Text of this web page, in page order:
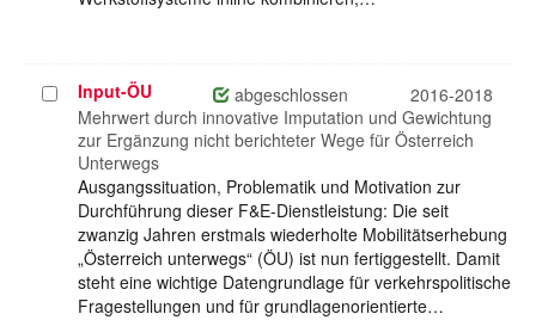
Projekt
auswählen
Input-ÖU abgeschlossen
2016-2018
Mehrwert durch innovative Imputation und Gewichtung
zur Ergänzung nicht berichteter Wege für Österreich
Unterwegs
Ausgangssituation, Problematik und Motivation zur
Durchführung dieser F&E-Dienstleistung: Die seit
zwanzig Jahren erstmals wiederholte Mobilitätserhebung
„Österreich unterwegs“ (ÖU) ist nun fertiggestellt. Damit
steht eine wichtige Datengrundlage für verkehrspolitische
Fragestellungen und für grundlagenorientierte…